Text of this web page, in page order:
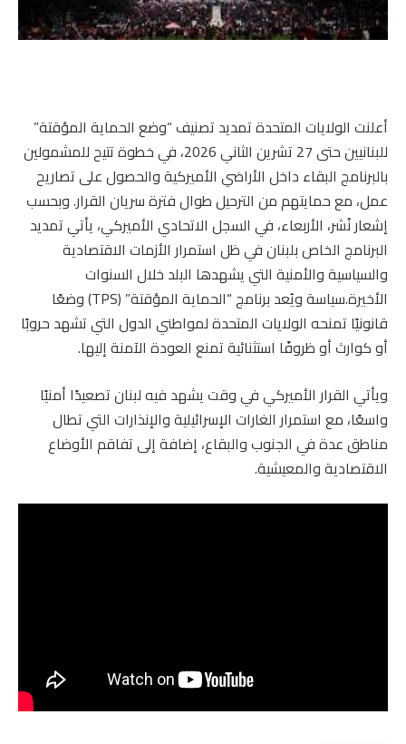
أعلنت الولايات المتحدة تمديد تصنيف “وضع الحماية المؤقتة”
للبنانيين حتى 27 تشرين الثاني 2026، في خطوة تتيح للمشمولين
بالبرنامج البقاء داخل الأراضي الأميركية والحصول على تصاريح
عمل، مع حمايتهم من الترحيل طوال فترة سريان القرار. وبحسب
إشعار نُشر، الأربعاء، في السجل الاتحادي الأميركي، يأتي تمديد
البرنامج الخاص بلبنان في ظل استمرار الأزمات الاقتصادية
والسياسية والأمنية التي يشهدها البلد خلال السنوات
الأخيرة.سياسة ويُعد برنامج “الحماية المؤقتة” (TPS) وضعًا
قانونيًا تمنحه الولايات المتحدة لمواطني الدول التي تشهد حروبًا
أو كوارث أو ظروفًا استثنائية تمنع العودة الآمنة إليها.
ويأتي القرار الأميركي في وقت يشهد فيه لبنان تصعيدًا أمنيًا
واسعًا، مع استمرار الغارات الإسرائيلية والإنذارات التي تطال
مناطق عدة في الجنوب والبقاع، إضافة إلى تفاقم الأوضاع
الاقتصادية والمعيشية.